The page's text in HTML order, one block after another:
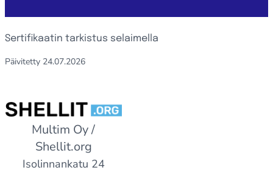
Sertifikaatin tarkistus selaimella
Päivitetty 24.07.2026
Multim Oy /
Shellit.org
Isolinnankatu 24